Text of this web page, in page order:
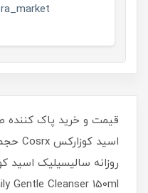
قیمت و خرید پاک کننده
Gentle Cleanser 150ml